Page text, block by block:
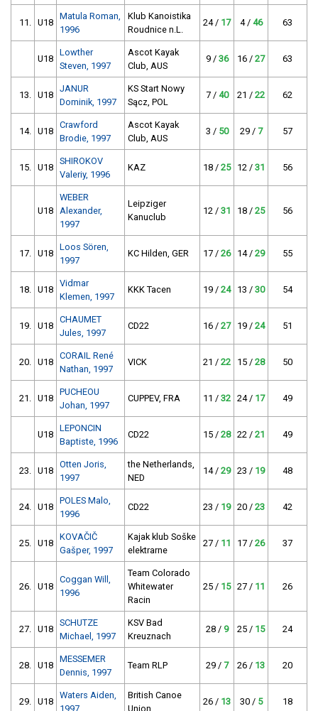
11. U18
Matula Roman,
1996
Klub Kanoistika
Roudnice n.L.
24 / 17 4 / 46 63
U18
Lowther
Steven, 1997
Ascot Kayak
Club, AUS
9 / 36 16 / 27 63
13. U18
JANUR
Dominik, 1997
KS Start Nowy
Sącz, POL
7 / 40 21 / 22 62
14. U18
Crawford
Brodie, 1997
Ascot Kayak
Club, AUS
3 / 50 29 / 7 57
15. U18
SHIROKOV
Valeriy, 1996
KAZ 18 / 25 12 / 31 56
U18
WEBER
Alexander,
1997
Leipziger
Kanuclub
12 / 31 18 / 25 56
17. U18
Loos Sören,
1997
KC Hilden, GER 17 / 26 14 / 29 55
18. U18
Vidmar
Klemen, 1997
KKK Tacen 19 / 24 13 / 30 54
19. U18
CHAUMET
Jules, 1997
CD22 16 / 27 19 / 24 51
20. U18
CORAIL René
Nathan, 1997
VICK 21 / 22 15 / 28 50
21. U18
PUCHEOU
Johan, 1997
CUPPEV, FRA 11 / 32 24 / 17 49
U18
LEPONCIN
Baptiste, 1996
CD22 15 / 28 22 / 21 49
23. U18
Otten Joris,
1997
the Netherlands,
NED
14 / 29 23 / 19 48
24. U18
POLES Malo,
1996
CD22 23 / 19 20 / 23 42
25. U18
KOVAČIČ
Gašper, 1997
Kajak klub Soške
elektrarne
27 / 11 17 / 26 37
26. U18
Coggan Will,
1996
Team Colorado
Whitewater
Racin
25 / 15 27 / 11 26
27. U18
SCHUTZE
Michael, 1997
KSV Bad
Kreuznach
28 / 9 25 / 15 24
28. U18
MESSEMER
Dennis, 1997
Team RLP 29 / 7 26 / 13 20
29. U18
Waters Aiden,
1997
British Canoe
Union
26 / 13 30 / 5 18